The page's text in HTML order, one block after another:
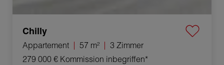
Chilly
Appartement 57 m²
3 Zimmer
279 000 € Kommission inbegriffen*